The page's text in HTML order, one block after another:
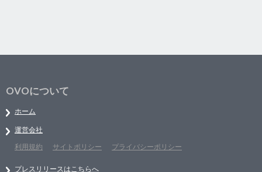
OVOについて
ホーム
運営会社
利用規約
サイトポリシー プライバシーポリシー
プレスリリースはこちらへ